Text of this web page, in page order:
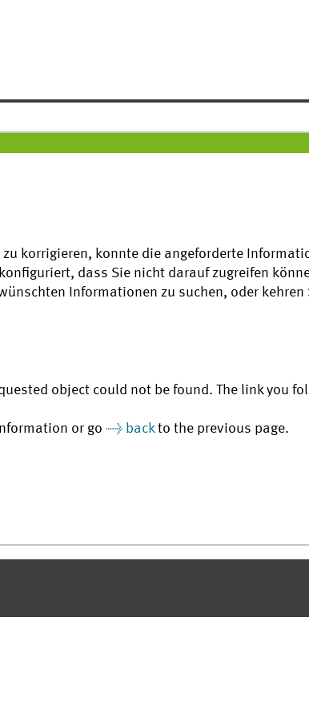
korrigieren, konnte die angeforderte
dass Sie nicht darauf zugreifen
Informationen zu suchen, oder kehren
object could not be found. The link you
or go backto the previous page.